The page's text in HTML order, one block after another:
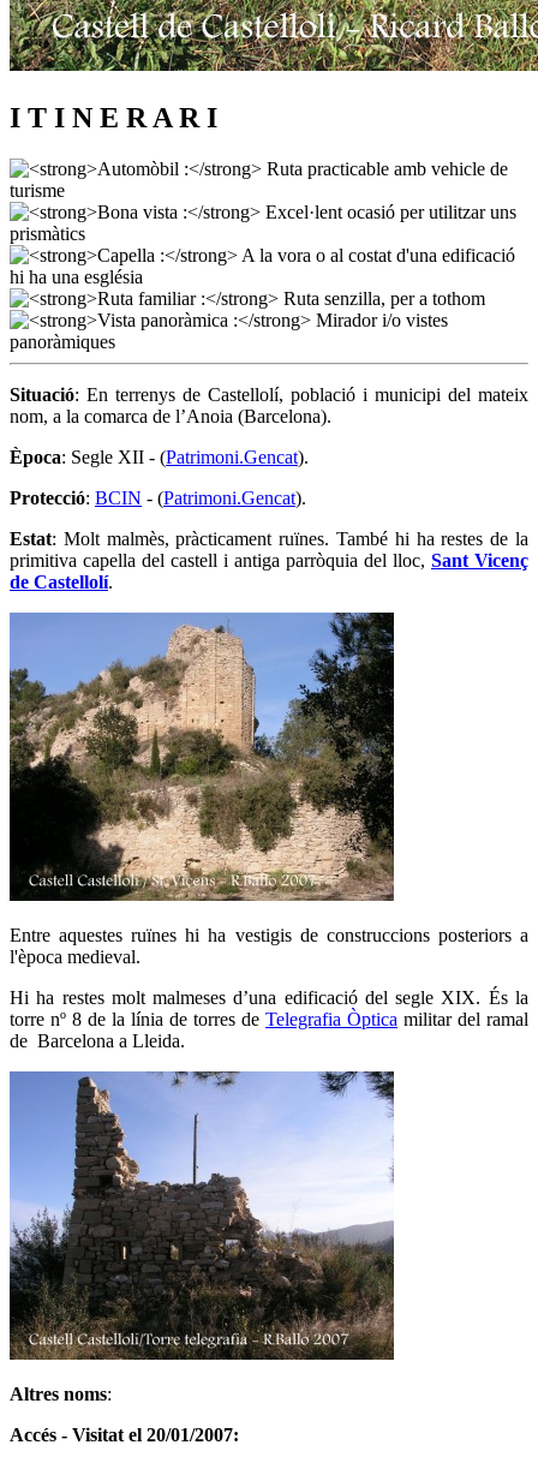
I T I N E R A R I
Situació: En terrenys de Castellolí, població i municipi del mateix
nom, a la comarca de l’Anoia (Barcelona).
Època: Segle XII - (Patrimoni.Gencat).
Protecció: BCIN - (Patrimoni.Gencat).
Estat: Molt malmès, pràcticament ruïnes. També hi ha restes de la
primitiva capella del castell i antiga parròquia del lloc, Sant Vicenç
de Castellolí.
Entre aquestes ruïnes hi ha vestigis de construccions posteriors a
l'època medieval.
Hi ha restes molt malmeses d’una edificació del segle XIX. És la
torre nº 8 de la línia de torres de Telegrafia Òptica militar del ramal
de Barcelona a Lleida.
Altres noms:
Accés - Visitat el 20/01/2007: